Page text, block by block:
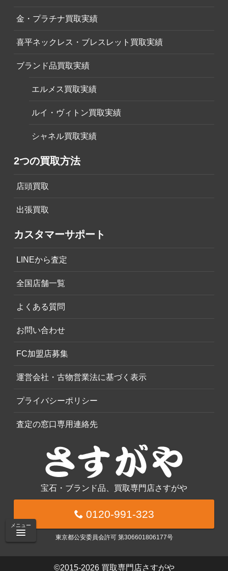
メニュー
金・プラチナ買取実績
喜平ネックレス・ブレスレット買取実績
ブランド品買取実績
エルメス買取実績
ルイ・ヴィトン買取実績
シャネル買取実績
2つの買取方法
店頭買取
出張買取
カスタマーサポート
LINEから査定
全国店舗一覧
よくある質問
お問い合わせ
FC加盟店募集
運営会社・古物営業法に基づく表示
プライバシーポリシー
査定の窓口専用連絡先
宝石・ブランド品、買取専門店さすがや
0120-991-323
東京都公安委員会許可 第306601806177号
©2015-2026 買取専門店さすがや